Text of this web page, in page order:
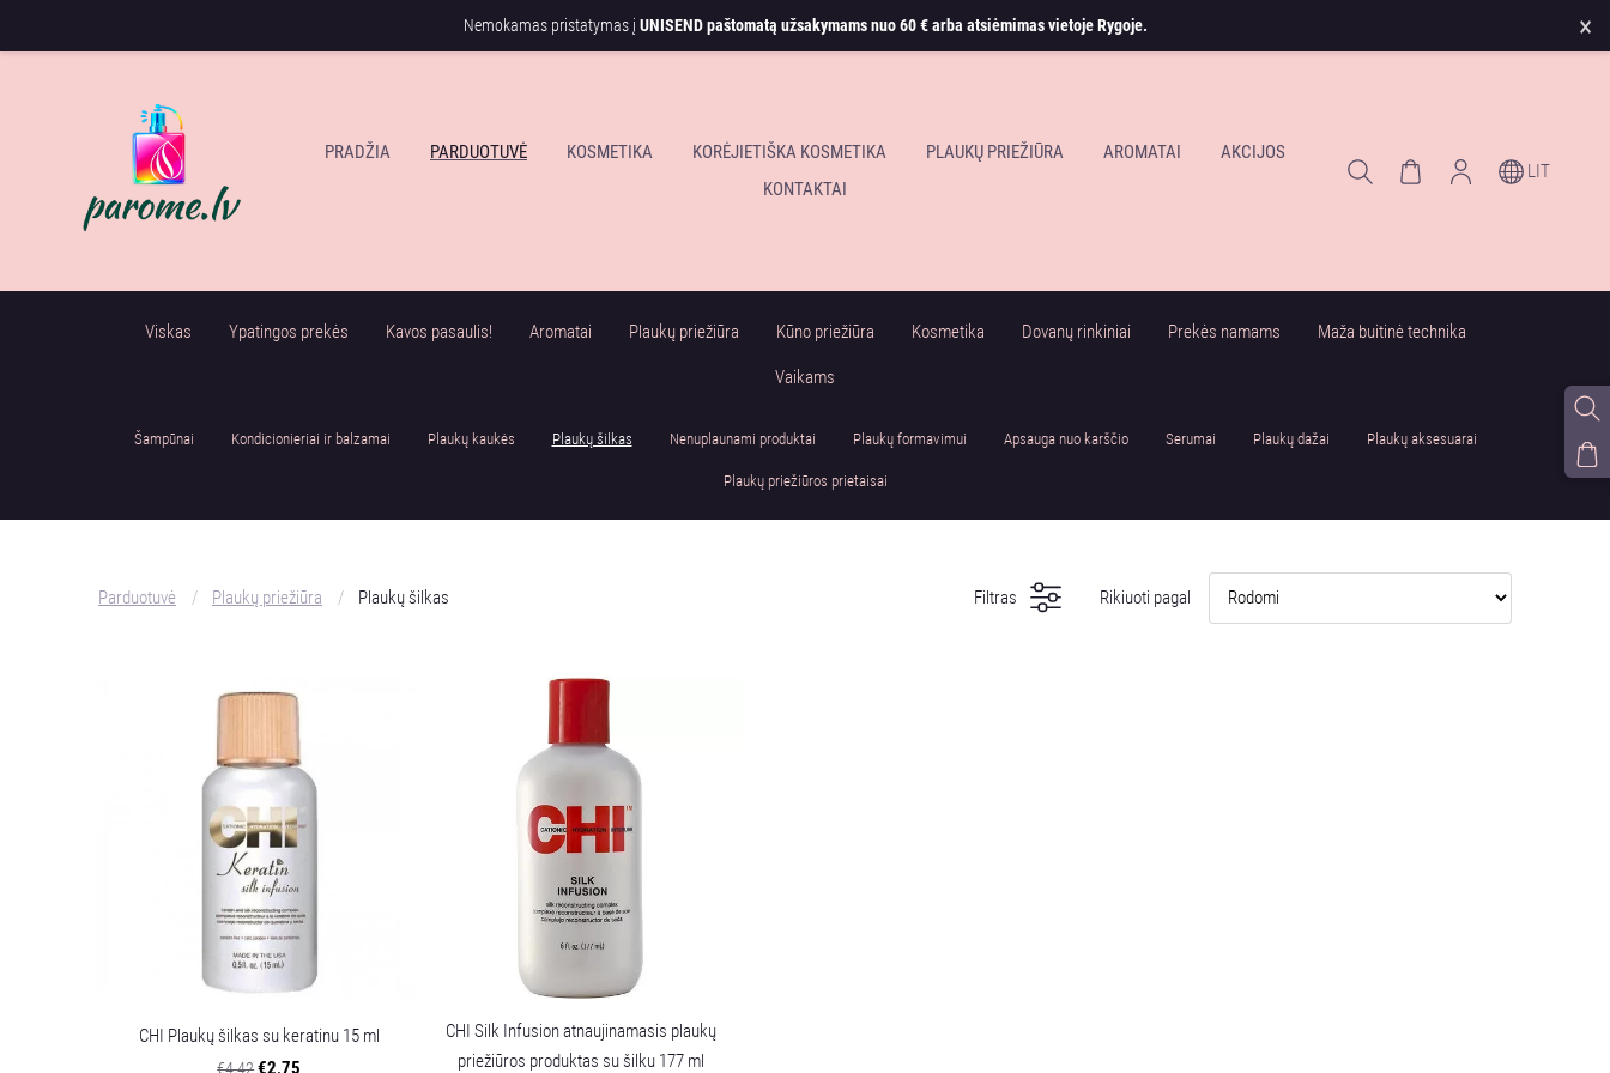
Nemokamas pristatymas į UNISEND paštomatą užsakymams nuo60 € arba atsiėmimas vietoje Rygoje. ×
PRADŽIA PARDUOTUVĖ KOSMETIKA KORĖJIETIŠKA KOSMETIKA PLAUKŲ PRIEŽIŪRA AROMATAI
AKCIJOS
KONTAKTAI
LIT
Viskas Ypatingos prekės Kavos pasaulis! Aromatai Plaukų priežiūra Kūno priežiūra Kosmetika Dovanų rinkiniai Prekės namams Maža buitinė technika
Vaikams
Šampūnai Kondicionieriai ir balzamai Plaukų kaukės Plaukų šilkas Nenuplaunami produktai Plaukų formavimui Apsauga nuo karščio Serumai Plaukų dažai Plaukų aksesuarai
Plaukų priežiūros prietaisai
Parduotuvė Plaukų priežiūra Plaukų šilkas Filtras Rikiuoti pagal
CHI Plaukų šilkas su keratinu 15 ml
€4,42€2,75
CHI Silk Infusion atnaujinamasis plaukų
priežiūros produktas su šilku 177 ml